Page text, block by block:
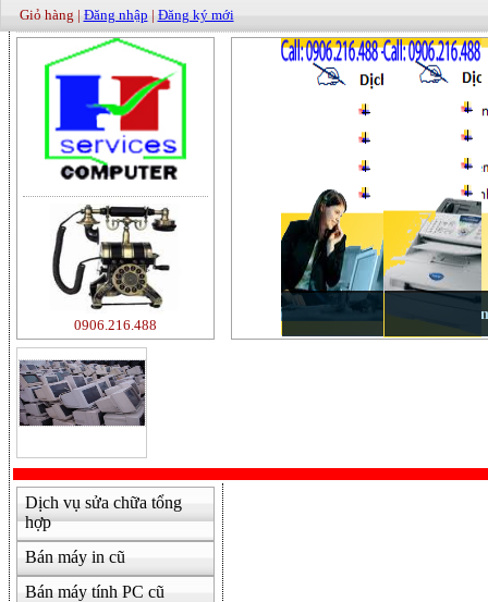
Giỏ hàng | Đăng nhập | Đăng ký mới
0906.216.488
Dịch vụ sửa chữa tổng
hợp
Bán máy in cũ
Bán máy tính PC cũ